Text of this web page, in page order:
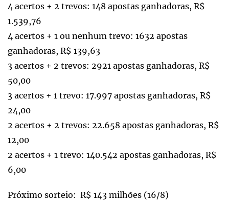
4 acertos + 2 trevos: 148 apostas ganhadoras, R$
1.539,76
4 acertos + 1 ou nenhum trevo: 1632 apostas
ganhadoras, R$ 139,63
3 acertos + 2 trevos: 2921 apostas ganhadoras, R$
50,00
3 acertos + 1 trevo: 17.997 apostas ganhadoras, R$
24,00
2 acertos + 2 trevos: 22.658 apostas ganhadoras, R$
12,00
2 acertos + 1 trevo: 140.542 apostas ganhadoras, R$
6,00
Próximo sorteio: R$ 143 milhões (16/8)